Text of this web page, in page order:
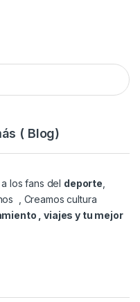
( Blog)
los fans del deporte,
, Creamos cultura
, viajes y tu mejor